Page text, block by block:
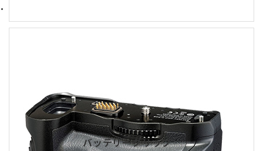
バッテリーグリップ